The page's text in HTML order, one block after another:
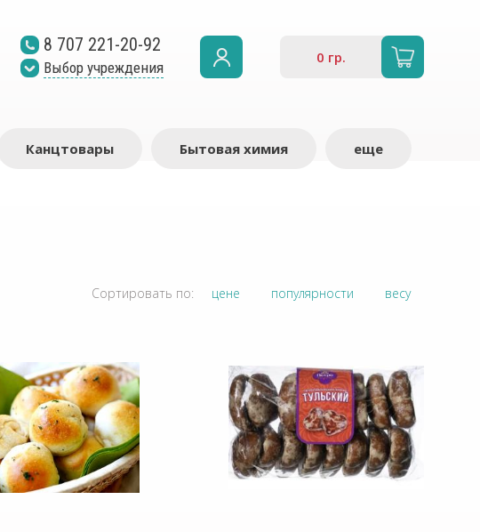
8 707 221-20-92
Выбор учреждения
0 гр.
Канцтовары Бытовая химия еще
Сортировать по: цене популярности весу